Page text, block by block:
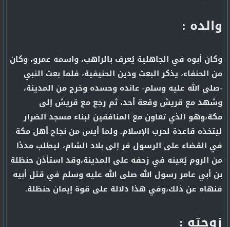
والده :
وكان أبوه في الجاهلية يُعرف بالراهب، واسمه عمرو، وكان
من الحنفاء، يذكر البعث ودين الحنيفية، فلما بعث النبي
-صلى الله عليه وسلم- عانده وحسده وخرج من المدينة،
وشهد مع قريش وقعة أحد، ثم رجع مع قريش إلى
مكة،وهو الذي تعاون مع المنافقين لبناء مسجد الضرار
ليتخذه قاعدة لحرب الإسلام. ولما أيس من نجاح أهل مكة
في القضاء على الرسول فر إلى بلاد الشام، ليطلب مددًا
من الروم يُعينه في زحفه على المدينة،وقد استأذن حنظلة
بن أبي عامر رسول الله صلى الله عليه وسلم في قتل أبيه
فنهاه عن ذلك،وفي هذا دلالة على قوة إيمان حنظلة.
زوجته :